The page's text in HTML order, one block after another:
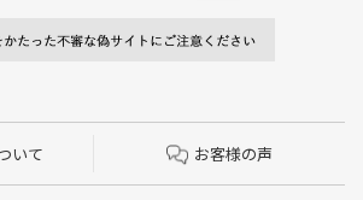
いて お客様の声